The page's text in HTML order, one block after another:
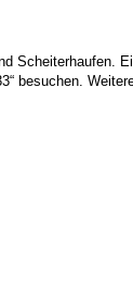
Scheiterhaufen.
besuchen.